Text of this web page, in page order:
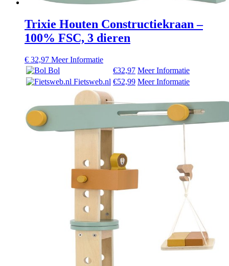
Trixie Houten Constructiekraan –
100% FSC, 3 dieren
€ 32,97 Meer Informatie
Bol
€32,97 Meer Informatie
Fietsweb.nl €52,99 Meer Informatie